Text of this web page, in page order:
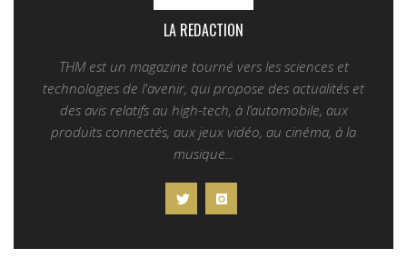
LA REDACTION
THM est un magazine tourné vers les sciences et
technologies de l'avenir, qui propose des actualités et
des avis relatifs au high-tech, à l’automobile, aux
produits connectés, aux jeux vidéo, au cinéma, à la
musique...